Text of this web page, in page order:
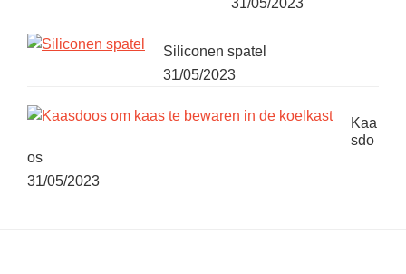
31/05/2023
Siliconen spatel
31/05/2023
Kaa
sdo
os
31/05/2023